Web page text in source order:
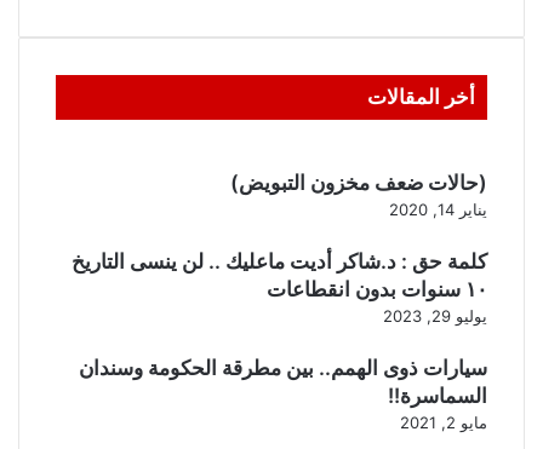
أخر المقالات
(حالات ضعف مخزون التبويض)
يناير 14, 2020
كلمة حق : د.شاكر أديت ماعليك .. لن ينسى التاريخ
١٠ سنوات بدون انقطاعات
يوليو 29, 2023
سيارات ذوى الهمم.. بين مطرقة الحكومة وسندان
السماسرة!!
مايو 2, 2021